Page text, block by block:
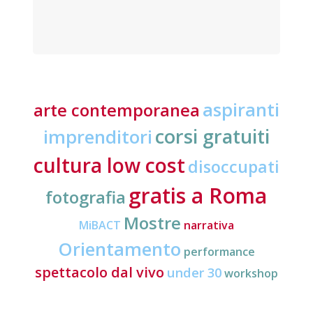
arte contemporanea aspiranti
imprenditori corsi gratuiti
cultura low costdisoccupati
fotografia gratis a Roma
MiBACT Mostre narrativa
Orientamento performance
spettacolo dal vivo under 30workshop